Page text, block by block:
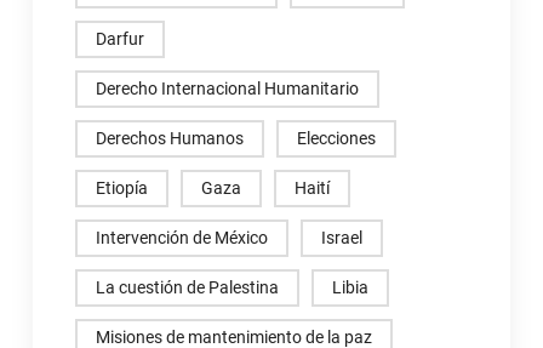
Darfur
Derecho Internacional Humanitario
Derechos Humanos Elecciones
Etiopía Gaza Haití
Intervención de México Israel
La cuestión de Palestina Libia
Misiones de mantenimiento de la paz